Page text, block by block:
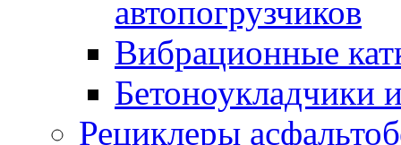
автопогрузчиков
Вибрационные
Бетоноукладчики
Рециклеры